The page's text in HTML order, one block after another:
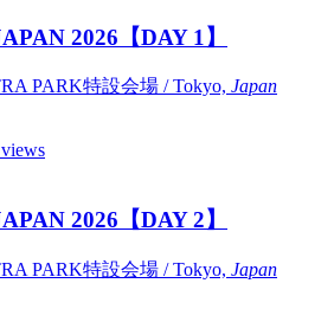
2026【DAY 1】
PARK特設会場 / Tokyo, Japan
2026【DAY 2】
PARK特設会場 / Tokyo, Japan